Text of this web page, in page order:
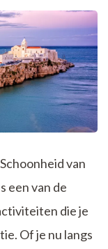
van
Flora
en
Fauna
van
een van de
die je
Of je nu langs